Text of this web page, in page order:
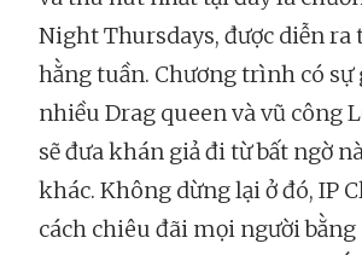
Night Thursdays, được diễn ra
hằng tuần. Chương trình có sự
nhiều Drag queen và vũ công
sẽ đưa khán giả đi từ bất ngờ
khác. Không dừng lại ở đó, IP
cách chiêu đãi mọi người